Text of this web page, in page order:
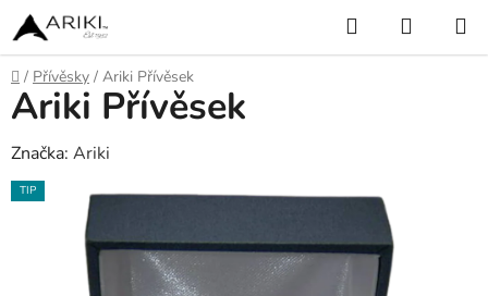
Přejít
na
obsah
Hledat
KOŠÍK
Domů
/ Přívěsky / Ariki Přívěsek
Ariki Přívěsek
Značka: Ariki
TIP